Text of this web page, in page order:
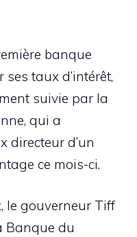
banque
taux d’intérêt,
suivie par la
qui a
directeur d’un
ce mois-ci.
le gouverneur Tiff
Banque du